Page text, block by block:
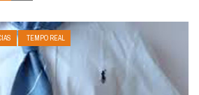
TEMPO REAL